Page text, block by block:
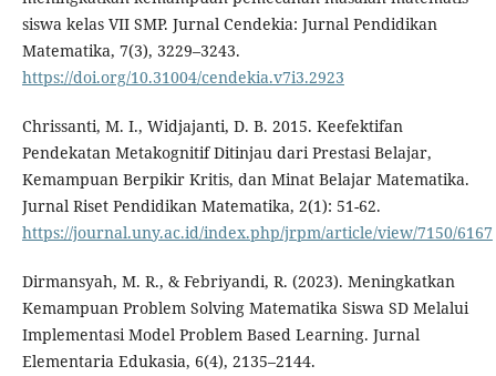
siswa kelas VII SMP. Jurnal Cendekia: Jurnal Pendidikan
Matematika, 7(3), 3229–3243.
https://doi.org/10.31004/cendekia.v7i3.2923
Chrissanti, M. I., Widjajanti, D. B. 2015. Keefektifan
Pendekatan Metakognitif Ditinjau dari Prestasi Belajar,
Kemampuan Berpikir Kritis, dan Minat Belajar Matematika.
Jurnal Riset Pendidikan Matematika, 2(1): 51-62.
https://journal.uny.ac.id/index.php/jrpm/article/view/7150/6167
Dirmansyah, M. R., & Febriyandi, R. (2023). Meningkatkan
Kemampuan Problem Solving Matematika Siswa SD Melalui
Implementasi Model Problem Based Learning. Jurnal
Elementaria Edukasia, 6(4), 2135–2144.